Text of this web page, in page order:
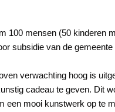
100 mensen (50 kinderen
subsidie van de
verwachting hoog is
cadeau te geven. Dit
mooi kunstwerk op te